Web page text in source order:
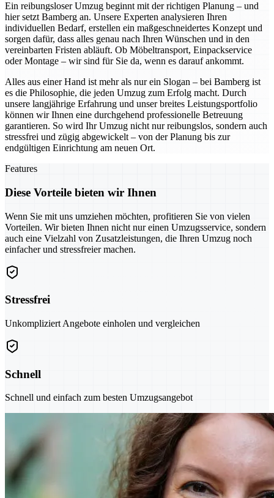
Ein reibungsloser Umzug beginnt mit der richtigen Planung – und
hier setzt Bamberg an. Unsere Experten analysieren Ihren
individuellen Bedarf, erstellen ein maßgeschneidertes Konzept und
sorgen dafür, dass alles genau nach Ihren Wünschen und in den
vereinbarten Fristen abläuft. Ob Möbeltransport, Einpackservice
oder Montage – wir sind für Sie da, wenn es darauf ankommt.
Alles aus einer Hand ist mehr als nur ein Slogan – bei Bamberg ist
es die Philosophie, die jeden Umzug zum Erfolg macht. Durch
unsere langjährige Erfahrung und unser breites Leistungsportfolio
können wir Ihnen eine durchgehend professionelle Betreuung
garantieren. So wird Ihr Umzug nicht nur reibungslos, sondern auch
stressfrei und zügig abgewickelt – von der Planung bis zur
endgültigen Einrichtung am neuen Ort.
Features
Diese Vorteile bieten wir Ihnen
Wenn Sie mit uns umziehen möchten, profitieren Sie von vielen
Vorteilen. Wir bieten Ihnen nicht nur einen Umzugsservice, sondern
auch eine Vielzahl von Zusatzleistungen, die Ihren Umzug noch
einfacher und stressfreier machen.
Stressfrei
Unkompliziert Angebote einholen und vergleichen
Schnell
Schnell und einfach zum besten Umzugsangebot